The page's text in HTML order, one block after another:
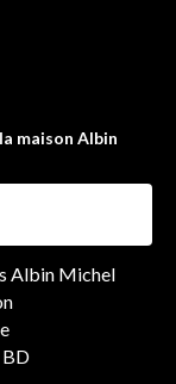
maison Albin
Albin Michel
BD